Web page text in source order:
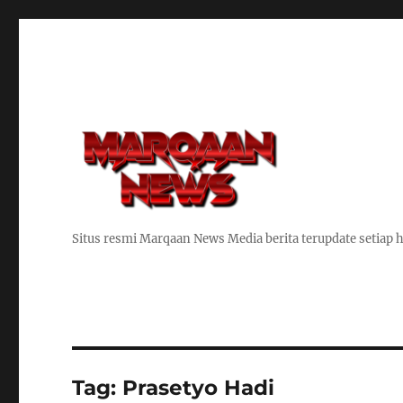
Situs resmi Marqaan News Media berita terupdate setiap
Tag: Prasetyo Hadi